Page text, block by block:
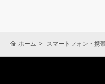
ホーム スマートフォン・携